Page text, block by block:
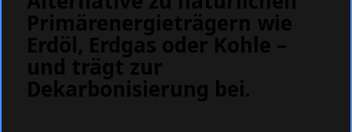
Primärenergieträgern wie
Erdöl, Erdgas oder Kohle –
und trägt zur
Dekarbonisierung bei.